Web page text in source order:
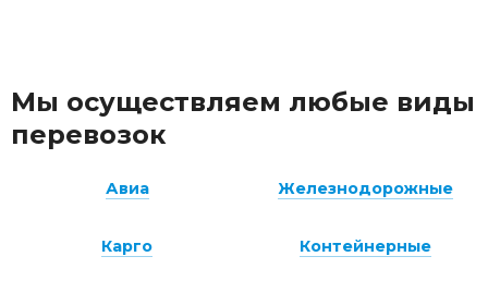
Мы осуществляем любые виды
перевозок
Авиа Железнодорожные
Карго Контейнерные